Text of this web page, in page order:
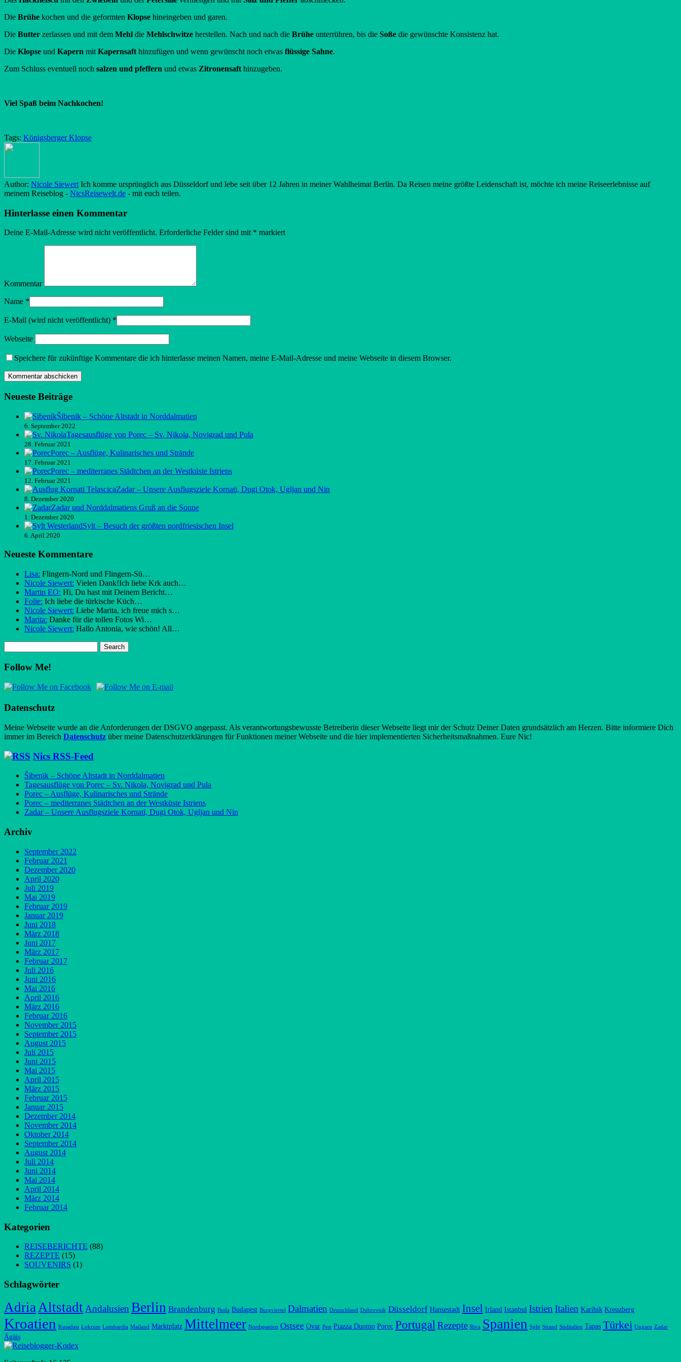
Die Brühe kochen und die geformten Klopse hineingeben und garen.
Die Butter zerlassen und mit dem Mehl die Mehlschwitze herstellen. Nach und nach die Brühe unterrühren, bis die Soße die gewünschte Konsistenz hat.
Die Klopse und Kapern mit Kapernsaft hinzufügen und wenn gewünscht noch etwas flüssige Sahne.
Zum Schluss eventuell noch salzen und pfeffern und etwas Zitronensaft hinzugeben.
Viel Spaß beim Nachkochen!
Tags: Königsberger Klopse
Author: Nicole Siewert Ich komme ursprünglich aus Düsseldorf und lebe seit über 12 Jahren in meiner Wahlheimat Berlin. Da Reisen meine größte Leidenschaft ist, möchte ich meine Reiseerlebnisse auf
meinem Reiseblog - NicsReisewelt.de - mit euch teilen.
Hinterlasse einen Kommentar
Deine E-Mail-Adresse wird nicht veröffentlicht. Erforderliche Felder sind mit * markiert
Kommentar
Name *
E-Mail (wird nicht veröffentlicht) *
Webseite
Speichere für zukünftige Kommentare die ich hinterlasse meinen Namen, meine E-Mail-Adresse und meine Webseite in diesem Browser.
Neueste Beiträge
Šibenik – Schöne Altstadt in Norddalmatien
6. September 2022
Tagesausflüge von Porec – Sv. Nikola, Novigrad und Pula
28. Februar 2021
Porec – Ausflüge, Kulinarisches und Strände
17. Februar 2021
Porec – mediterranes Städtchen an der Westküste Istriens
12. Februar 2021
Zadar – Unsere Ausflugsziele Kornati, Dugi Otok, Ugljan und Nin
8. Dezember 2020
Zadar und Norddalmatiens Gruß an die Sonne
1. Dezember 2020
Sylt – Besuch der größten nordfriesischen Insel
6. April 2020
Neueste Kommentare
Lisa: Flingern-Nord und Flingern-Sü…
Nicole Siewert: Vielen Dank!Ich liebe Krk auch…
Martin EO: Hi, Du hast mit Deinem Bericht…
Folie: Ich liebe die türkische Küch…
Nicole Siewert: Liebe Marita, ich freue mich s…
Marita: Danke für die tollen Fotos Wi…
Nicole Siewert: Hallo Antonia, wie schön! All…
Follow Me!
Datenschutz
Meine Webseite wurde an die Anforderungen der DSGVO angepasst. Als verantwortungsbewusste Betreiberin dieser Webseite liegt mir der Schutz Deiner Daten grundsätzlich am Herzen. Bitte informiere Dich
immer im Bereich Datenschutz über meine Datenschutzerklärungen für Funktionen meiner Webseite und die hier implementierten Sicherheitsmaßnahmen. Eure Nic!
Nics RSS-Feed
Šibenik – Schöne Altstadt in Norddalmatien
Tagesausflüge von Porec – Sv. Nikola, Novigrad und Pula
Porec – Ausflüge, Kulinarisches und Strände
Porec – mediterranes Städtchen an der Westküste Istriens
Zadar – Unsere Ausflugsziele Kornati, Dugi Otok, Ugljan und Nin
Archiv
September 2022
Februar 2021
Dezember 2020
April 2020
Juli 2019
Mai 2019
Februar 2019
Januar 2019
Juni 2018
März 2018
Juni 2017
März 2017
Februar 2017
Juli 2016
Juni 2016
Mai 2016
April 2016
März 2016
Februar 2016
November 2015
September 2015
August 2015
Juli 2015
Juni 2015
Mai 2015
April 2015
März 2015
Februar 2015
Januar 2015
Dezember 2014
November 2014
Oktober 2014
September 2014
August 2014
Juli 2014
Juni 2014
Mai 2014
April 2014
März 2014
Februar 2014
Kategorien
REISEBERICHTE (88)
REZEPTE (15)
SOUVENIRS (1)
Schlagwörter
Adria Altstadt Andalusien Berlin Brandenburg Buda Budapest Burgviertel Dalmatien Deutschland Dubrovnik Düsseldorf Hansestadt Insel Irland Istanbul Istrien Italien Karibik Kreuzberg
Kroatien Kuşadası Lokrum Lombardia Mailand Marktplatz Mittelmeer Nordspanien Ostsee Ovar Pest Piazza Duomo Porec Portugal Rezepte Riva Spanien Split Strand Süditalien Tapas Türkei Ungarn Zadar
Ägäis